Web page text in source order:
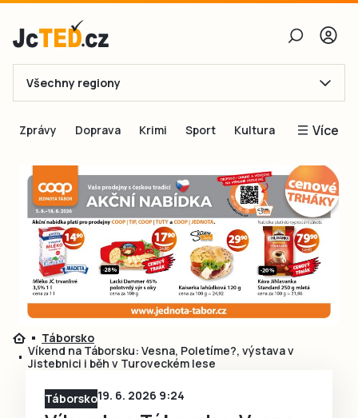
E-mail
Obnovit heslo
Přihlásit se
Přihlásit se přes Facebook
Ještě nemám účet, chci seRegistrovat
Všechny regiony
Zprávy Doprava Krimi Sport Kultura Více
Inspirace
Čtenáři píší
Speciální přílohy
Inzerce
Táborsko
Víkend na Táborsku: Vesna, Poletíme?, výstava v
Jistebnici i běh v Turoveckém lese
Táborsko19. 6. 2026 9:24